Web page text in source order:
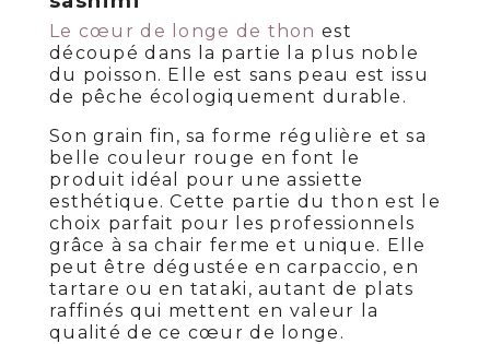
Le cœur de longe de thon est
découpé dans la partie la plus noble
du poisson. Elle est sans peau est issu
de pêche écologiquement durable.
Son grain fin, sa forme régulière et sa
belle couleur rouge en font le
produit idéal pour une assiette
esthétique. Cette partie du thon est le
choix parfait pour les professionnels
grâce à sa chair ferme et unique. Elle
peut être dégustée en carpaccio, en
tartare ou en tataki, autant de plats
raffinés qui mettent en valeur la
qualité de ce cœur de longe.